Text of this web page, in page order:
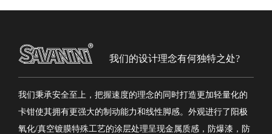
我们的设计理念有何独特之处?
我们秉承安全至上，把握速度的理念的同时打造更加轻量化的
卡钳使其拥有更强大的制动能力和线性脚感。外观进行了阳极
氧化/真空镀膜特殊工艺的涂层处理呈现金属质感，防爆漆，防